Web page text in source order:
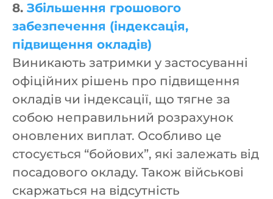
8. Збільшення грошового
забезпечення (індексація,
підвищення окладів)
Виникають затримки у застосуванні
офіційних рішень про підвищення
окладів чи індексації, що тягне за
собою неправильний розрахунок
оновлених виплат. Особливо це
стосується “бойових”, які залежать від
посадового окладу. Також військові
скаржаться на відсутність